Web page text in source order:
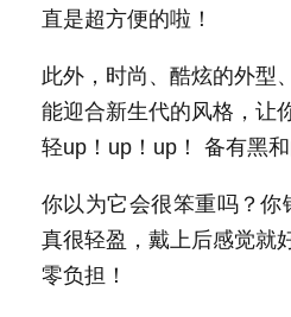
直是超方便的啦！
此外，时尚、酷炫的外型
能迎合新生代的风格，让
轻up！up！up！ 备有黑和
你以为它会很笨重吗？你
真很轻盈，戴上后感觉就
零负担！